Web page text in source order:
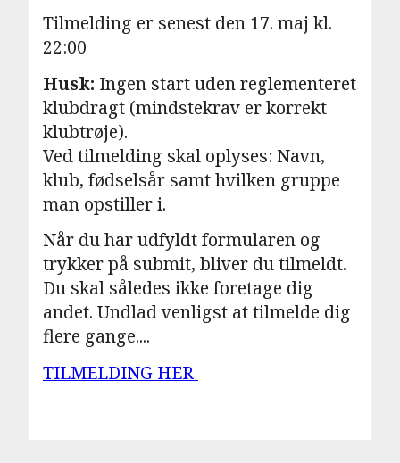
Tilmelding er senest den 17. maj kl.
22:00
Husk: Ingen start uden reglementeret
klubdragt (mindstekrav er korrekt
klubtrøje).
Ved tilmelding skal oplyses: Navn,
klub, fødselsår samt hvilken gruppe
man opstiller i.
Når du har udfyldt formularen og
trykker på submit, bliver du tilmeldt.
Du skal således ikke foretage dig
andet. Undlad venligst at tilmelde dig
flere gange....
TILMELDING HER